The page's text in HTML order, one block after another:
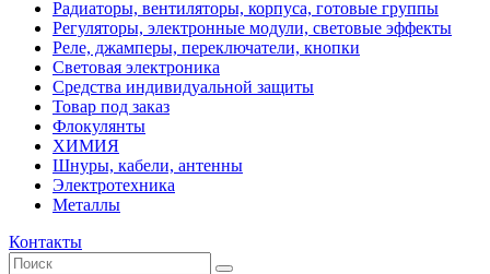
Радиаторы, вентиляторы, корпуса, готовые группы
Регуляторы, электронные модули, световые эффекты
Реле, джамперы, переключатели, кнопки
Световая электроника
Средства индивидуальной защиты
Товар под заказ
Флокулянты
ХИМИЯ
Шнуры, кабели, антенны
Электротехника
Металлы
Контакты